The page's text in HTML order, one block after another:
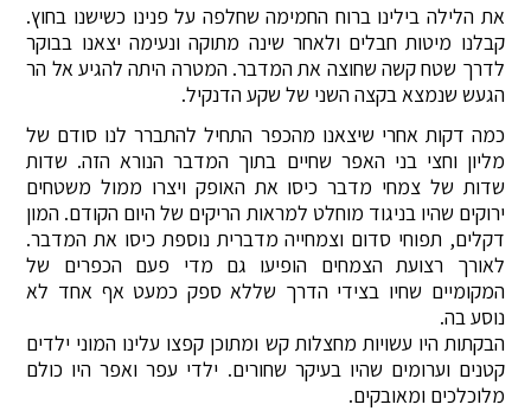
את הלילה בילינו ברוח החמימה שחלפה על פנינו כשישנו בחוץ.
קבלנו מיטות חבלים ולאחר שינה מתוקה ונעימה יצאנו בבוקר
לדרך שטח קשה שחוצה את המדבר. המטרה היתה להגיע אל הר
הגעש שנמצא בקצה השני של שקע הדנקיל.
כמה דקות אחרי שיצאנו מהכפר התחיל להתברר לנו סודם של
מליון וחצי בני האפר שחיים בתוך המדבר הנורא הזה. שדות
שדות של צמחי מדבר כיסו את האופק ויצרו ממול משטחים
ירוקים שהיו בניגוד מוחלט למראות הריקים של היום הקודם. המון
דקלים, תפוחי סדום וצמחייה מדברית נוספת כיסו את המדבר.
לאורך רצועת הצמחים הופיעו גם מדי פעם הכפרים של
המקומיים שחיו בצידי הדרך שללא ספק כמעט אף אחד לא
נוסע בה.
הבקתות היו עשויות מחצלות קש ומתוכן קפצו עלינו המוני ילדים
קטנים וערומים שהיו בעיקר שחורים. ילדי עפר ואפר היו כולם
מלוכלכים ומאובקים.